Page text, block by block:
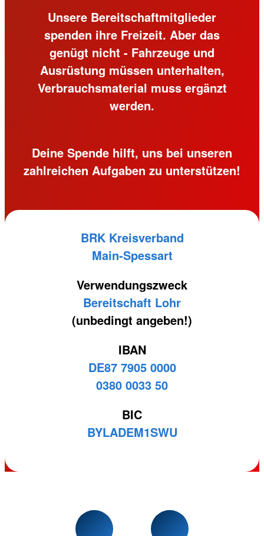
Unsere Bereitschaftmitglieder
spenden ihre Freizeit. Aber das
genügt nicht - Fahrzeuge und
Ausrüstung müssen unterhalten,
Verbrauchsmaterial muss ergänzt
werden.
Deine Spende hilft, uns bei unseren
zahlreichen Aufgaben zu unterstützen!
BRK Kreisverband
Main-Spessart
Verwendungszweck
Bereitschaft Lohr
(unbedingt angeben!)
IBAN
DE87 7905 0000
0380 0033 50
BIC
BYLADEM1SWU